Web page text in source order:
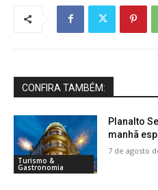
CONFIRA TAMBÉM:
Turismo &
Gastronomia
Planalto
manhã
7 de agosto